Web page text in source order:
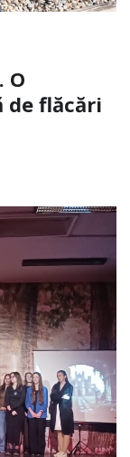
O
de flăcări